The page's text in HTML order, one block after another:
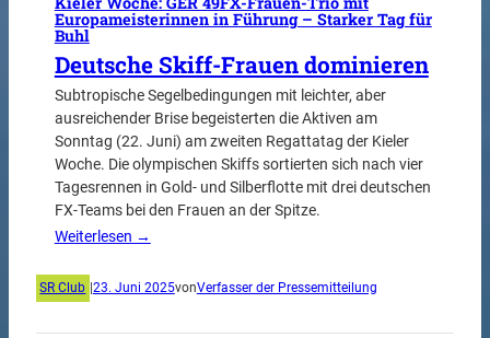
Europameisterinnen in Führung – Starker Tag für
Buhl
Deutsche Skiff-Frauen dominieren
Subtropische Segelbedingungen mit leichter, aber
ausreichender Brise begeisterten die Aktiven am
Sonntag (22. Juni) am zweiten Regattatag der Kieler
Woche. Die olympischen Skiffs sortierten sich nach vier
Tagesrennen in Gold- und Silberflotte mit drei deutschen
FX-Teams bei den Frauen an der Spitze.
Weiterlesen →
SR Club 23. Juni 2025vonVerfasser der Pressemitteilung